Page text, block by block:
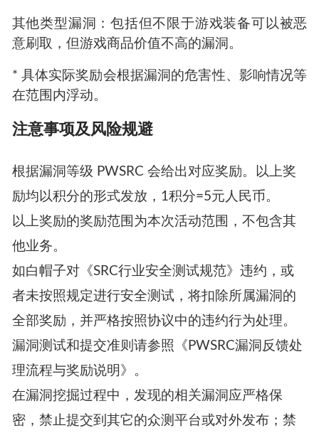
其他类型漏洞：包括但不限于游戏装备可以被恶
意刷取，但游戏商品价值不高的漏洞。
* 具体实际奖励会根据漏洞的危害性、影响情况等
在范围内浮动。
注意事项及风险规避
根据漏洞等级 PWSRC 会给出对应奖励。以上奖
励均以积分的形式发放，1积分=5元人民币。
以上奖励的奖励范围为本次活动范围，不包含其
他业务。
如白帽子对《SRC行业安全测试规范》违约，或
者未按照规定进行安全测试，将扣除所属漏洞的
全部奖励，并严格按照协议中的违约行为处理。
漏洞测试和提交准则请参照《PWSRC漏洞反馈处
理流程与奖励说明》。
在漏洞挖掘过程中，发现的相关漏洞应严格保
密，禁止提交到其它的众测平台或对外发布；禁